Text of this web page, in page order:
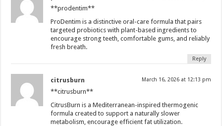
**prodentim**
ProDentim is a distinctive oral-care formula that pairs
targeted probiotics with plant-based ingredients to
encourage strong teeth, comfortable gums, and reliably
fresh breath.
Reply
citrusburn March 16, 2026 at 12:13 pm
**citrusburn**
CitrusBurn is a Mediterranean-inspired thermogenic
formula created to support a naturally slower
metabolism, encourage efficient fat utilization.